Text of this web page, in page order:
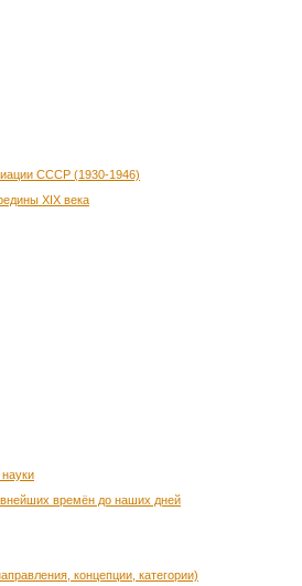
СССР (1930-1946)
XIX века
времён до наших дней
концепции, категории)